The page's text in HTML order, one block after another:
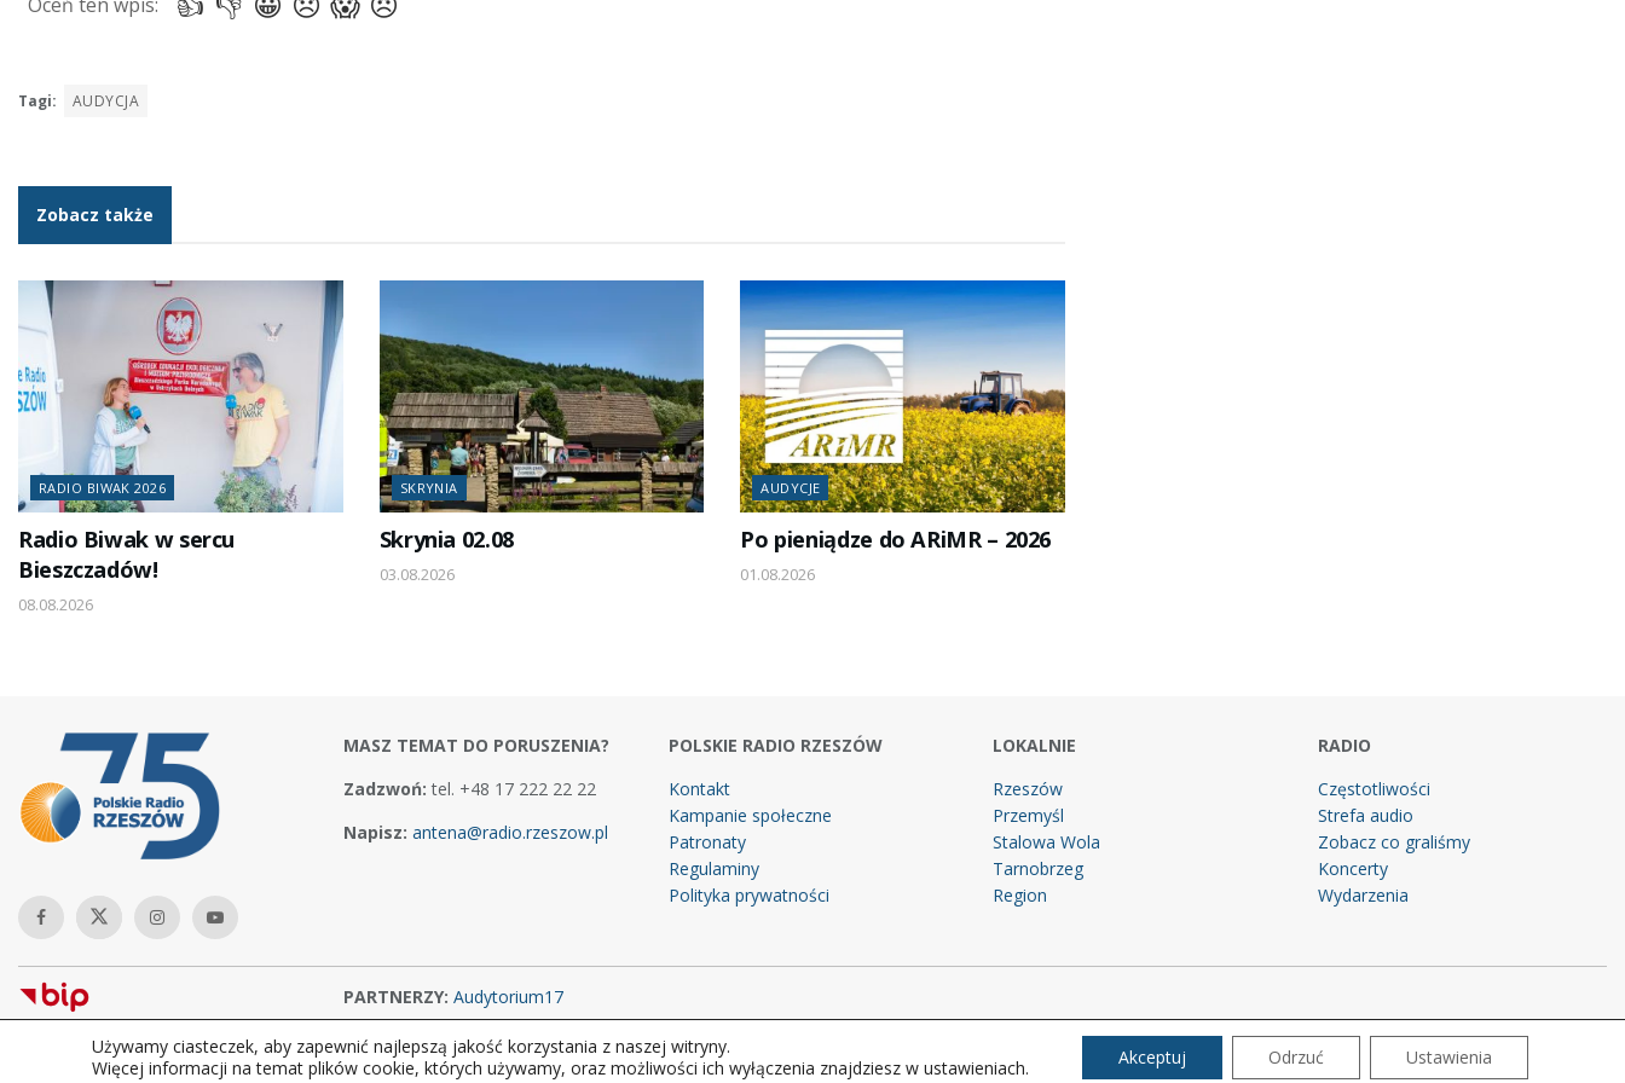
Tagi: AUDYCJA
Zobacz także
RADIO BIWAK 2026
Radio Biwak w sercu
Bieszczadów!
08.08.2026
SKRYNIA
Skrynia 02.08
03.08.2026
AUDYCJE
Po pieniądze do ARiMR – 2026
01.08.2026
MASZ TEMAT DO PORUSZENIA?
Zadzwoń: tel. +48 17 222 22 22
Napisz: antena@radio.rzeszow.pl
POLSKIE RADIO RZESZÓW
Kontakt
Kampanie społeczne
Patronaty
Regulaminy
Polityka prywatności
LOKALNIE
Rzeszów
Przemyśl
Stalowa Wola
Tarnobrzeg
Region
RADIO
Częstotliwości
Strefa audio
Zobacz co graliśmy
Koncerty
Wydarzenia
PARTNERZY: Audytorium17
Copyright © 2026Polskie Radio Rzeszów S.A. w likwidacj. Wszelkie prawa zastrzeżone.
Używamy ciasteczek, aby zapewnić najlepszą jakość korzystania z naszej witryny.
Więcej informacji na temat plików cookie, których używamy, oraz możliwości ich wyłączenia znajdziesz w ustawieniach.
Akceptuj Odrzuć Ustawienia